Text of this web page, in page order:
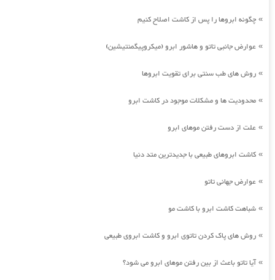
» چگونه ابروها را پس از کاشت اصلاح کنیم
» عوارض جانبی تاتو و هاشور ابرو (میکروپیگمنتیشین)
» روش های طب سنتی برای تقویت ابروها
» محدودیت ها و مشکلات موجود در کاشت ابرو
» علت از دست رفتن موهای ابرو
» کاشت ابروهای طبیعی با جدیدترین متد دنیا
» عوارض جهانی تاتو
» شباهت کاشت ابرو با کاشت مو
» روش های پاک کردن تاتوی ابرو و کاشت ابروی طبیعی
»آیا تاتو باعث از بین رفتن موهای ابرو می شود؟